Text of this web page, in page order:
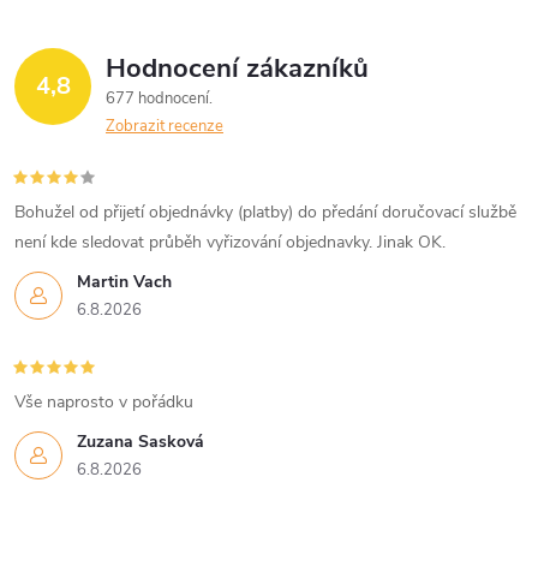
4,8 Hodnocení zákazníků
677 hodnocení
Zobrazit recenze
Martin Vach
6.8.2026
Bohužel od přijetí objednávky (platby) do předání doručovací službě
není kde sledovat průběh vyřizování objednavky. Jinak OK.
Zuzana Sasková
6.8.2026
Vše naprosto v pořádku